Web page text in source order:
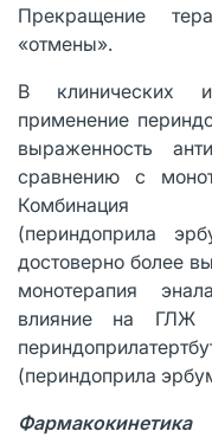
Прекращение
«отмены».
В клинических
применение
выраженность
сравнению с
Комбинация
(периндоприла
достоверно более
монотерапия
влияние на ГЛЖ
(периндоприла
Фармакокинетика